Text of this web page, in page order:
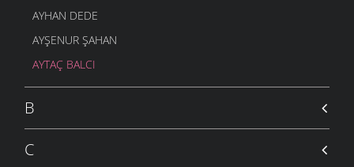
AYHAN DEDE
AYŞENUR ŞAHAN
AYTAÇ BALCI
B
C